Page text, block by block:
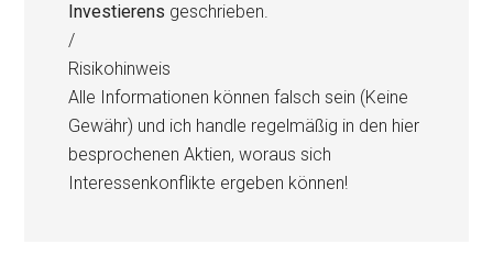
Investierens geschrieben.
/
Risikohinweis
Alle Informationen können falsch sein (Keine
Gewähr) und ich handle regelmäßig in den hier
besprochenen Aktien, woraus sich
Interessenkonflikte ergeben können!